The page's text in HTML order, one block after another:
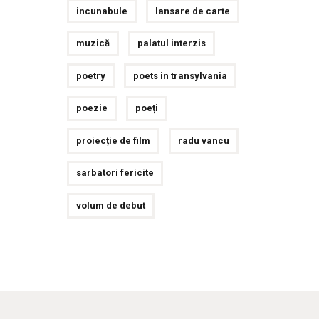
incunabule lansare de carte
muzică palatul interzis
poetry poets in transylvania
poezie poeți
proiecție de film radu vancu
sarbatori fericite
volum de debut